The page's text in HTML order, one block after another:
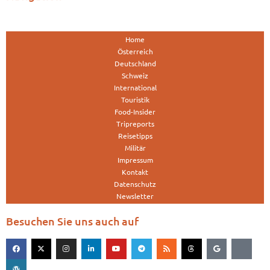
Home
Österreich
Deutschland
Schweiz
International
Touristik
Food-Insider
Tripreports
Reisetipps
Militär
Impressum
Kontakt
Datenschutz
Newsletter
Besuchen Sie uns auch auf